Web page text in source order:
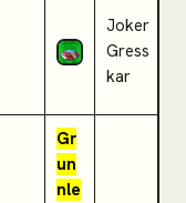
Joker
Gress
kar
Gr
un
nle